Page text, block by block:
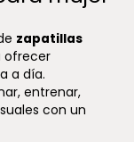
zapatillas
ofrecer
a día.
entrenar,
con un